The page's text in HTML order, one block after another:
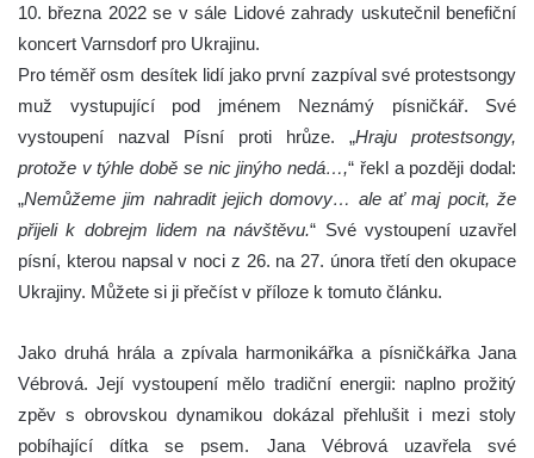
10. března 2022 se v sále Lidové zahrady uskutečnil benefiční
koncert Varnsdorf pro Ukrajinu.
Pro téměř osm desítek lidí jako první zazpíval své protestsongy
muž vystupující pod jménem Neznámý písničkář. Své
vystoupení nazval Písní proti hrůze. „Hraju protestsongy,
protože v týhle době se nic jinýho nedá…,“ řekl a později dodal:
„Nemůžeme jim nahradit jejich domovy… ale ať maj pocit, že
přijeli k dobrejm lidem na návštěvu.“ Své vystoupení uzavřel
písní, kterou napsal v noci z 26. na 27. února třetí den okupace
Ukrajiny. Můžete si ji přečíst v příloze k tomuto článku.
Jako druhá hrála a zpívala harmonikářka a písničkářka Jana
Vébrová. Její vystoupení mělo tradiční energii: naplno prožitý
zpěv s obrovskou dynamikou dokázal přehlušit i mezi stoly
pobíhající dítka se psem. Jana Vébrová uzavřela své